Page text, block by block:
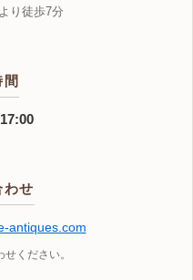
り徒歩7分
わせ
antiques.com
ください。